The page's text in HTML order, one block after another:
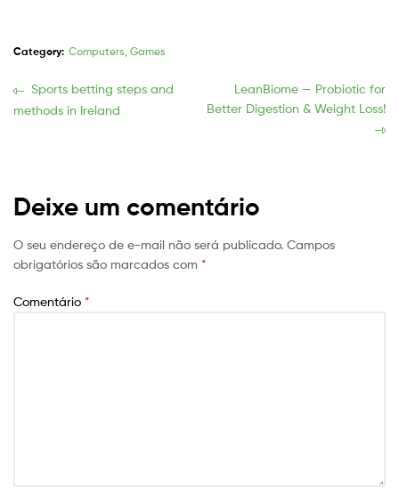
Category: Computers, Games
Navegação
de
Previous
post:
Sports betting steps and
methods in Ireland
Próxima
publicação:
LeanBiome — Probiotic for
Better Digestion & Weight Loss!
Deixe um comentário
O seu endereço de e-mail não será publicado. Campos
obrigatórios são marcados com *
Comentário *